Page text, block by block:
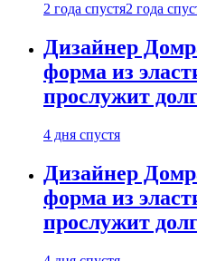
2 года спустя2 года
Дизайнер
форма из
прослужит
4 дня спустя
Дизайнер
форма из
прослужит